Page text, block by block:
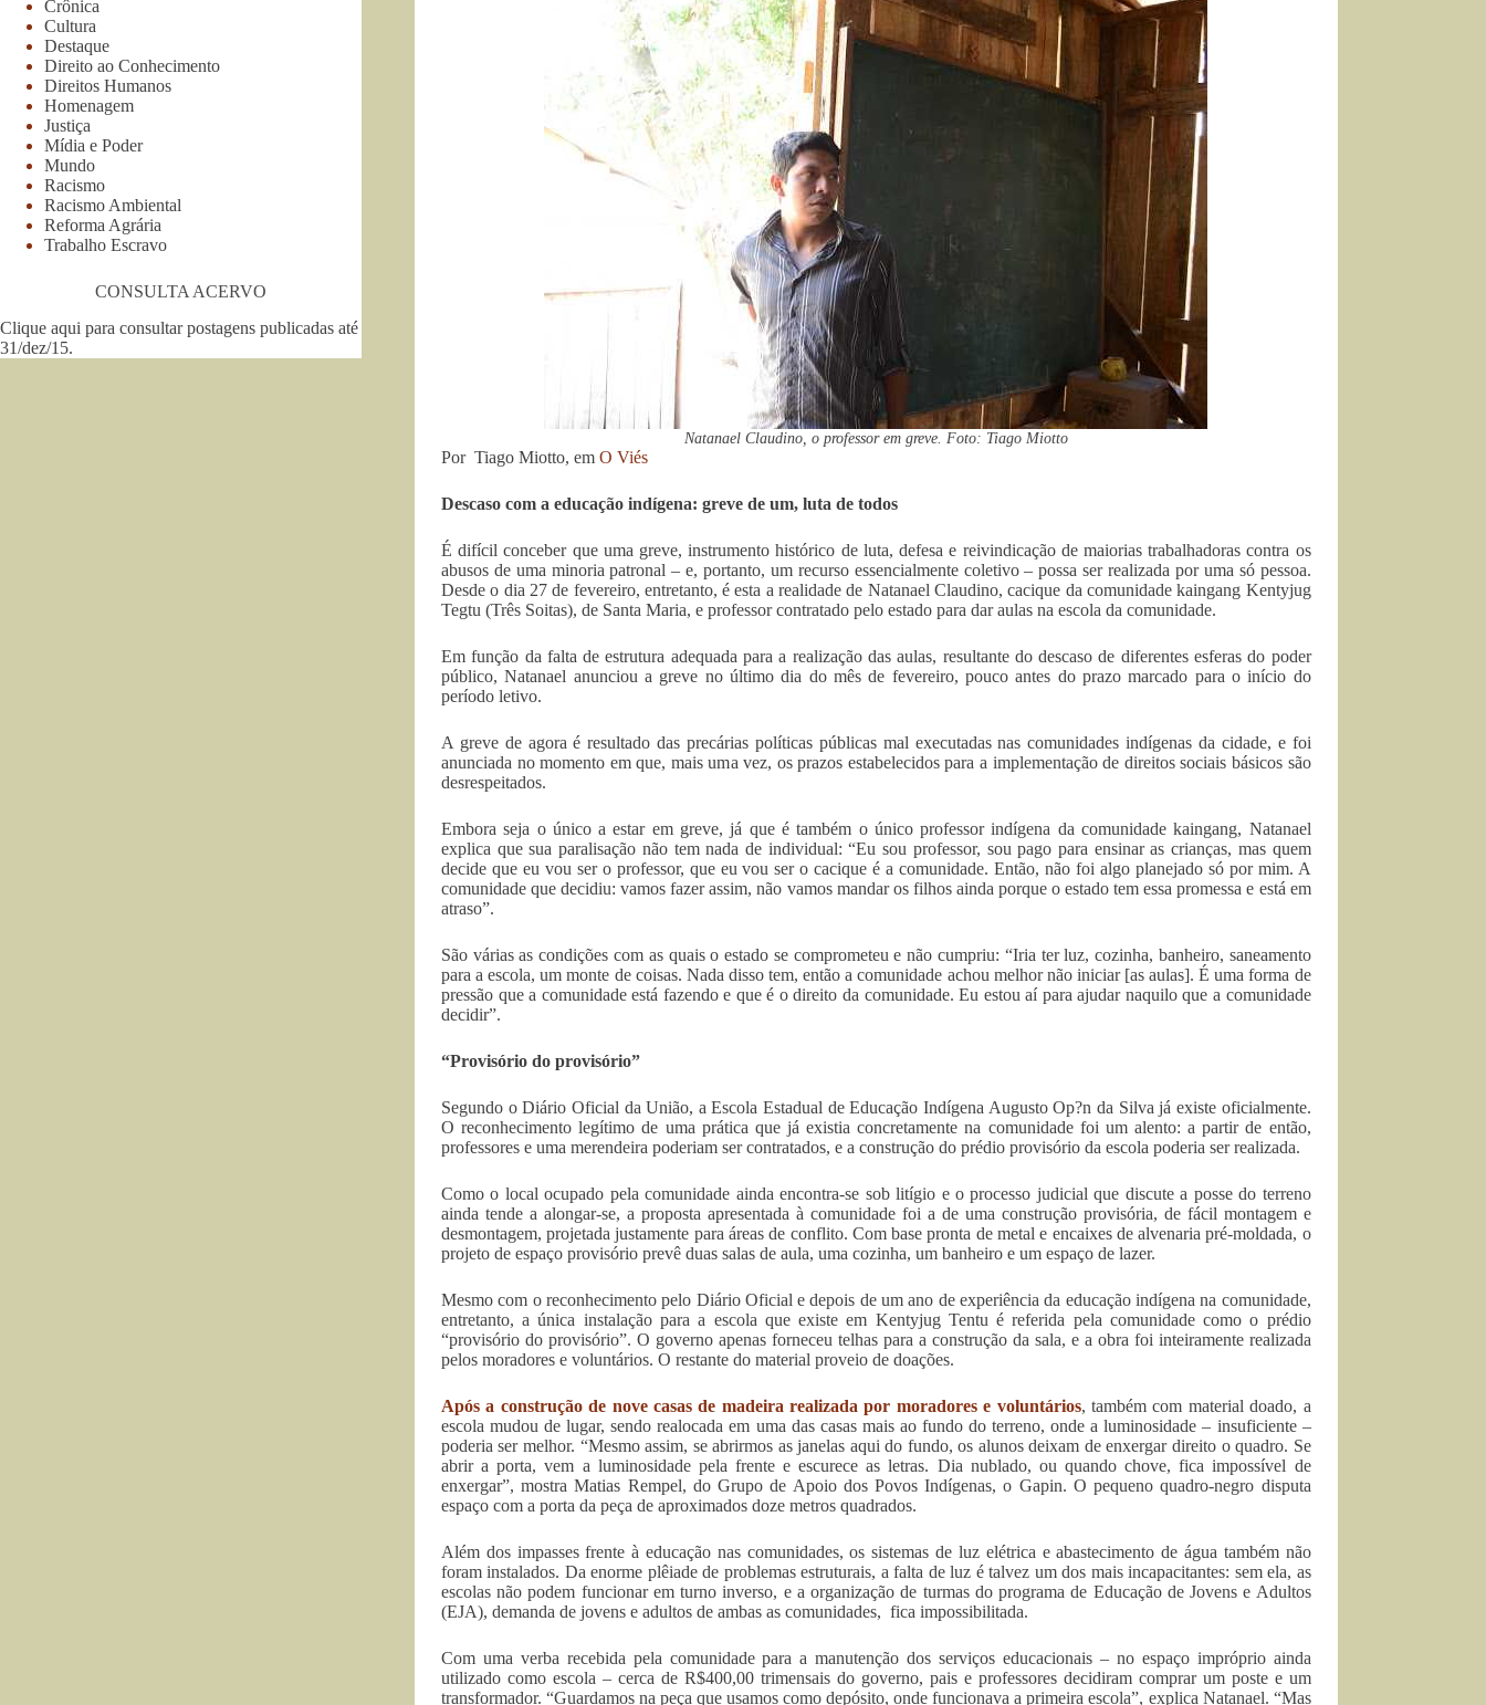
Natanael Claudino, o professor em greve. Foto: Tiago Miotto
Por Tiago Miotto, em O Viés
Descaso com a educação indígena: greve de um, luta de todos
É difícil conceber que uma greve, instrumento histórico de luta, defesa e reivindicação de maiorias trabalhadoras contra os
abusos de uma minoria patronal – e, portanto, um recurso essencialmente coletivo – possa ser realizada por uma só pessoa.
Desde o dia 27 de fevereiro, entretanto, é esta a realidade de Natanael Claudino, cacique da comunidade kaingang Kentyjug
Tegtu (Três Soitas), de Santa Maria, e professor contratado pelo estado para dar aulas na escola da comunidade.
Em função da falta de estrutura adequada para a realização das aulas, resultante do descaso de diferentes esferas do poder
público, Natanael anunciou a greve no último dia do mês de fevereiro, pouco antes do prazo marcado para o início do
período letivo.
A greve de agora é resultado das precárias políticas públicas mal executadas nas comunidades indígenas da cidade, e foi
anunciada no momento em que, mais uma vez, os prazos estabelecidos para a implementação de direitos sociais básicos são
desrespeitados.
Embora seja o único a estar em greve, já que é também o único professor indígena da comunidade kaingang, Natanael
explica que sua paralisação não tem nada de individual: “Eu sou professor, sou pago para ensinar as crianças, mas quem
decide que eu vou ser o professor, que eu vou ser o cacique é a comunidade. Então, não foi algo planejado só por mim. A
comunidade que decidiu: vamos fazer assim, não vamos mandar os filhos ainda porque o estado tem essa promessa e está em
atraso”.
São várias as condições com as quais o estado se comprometeu e não cumpriu: “Iria ter luz, cozinha, banheiro, saneamento
para a escola, um monte de coisas. Nada disso tem, então a comunidade achou melhor não iniciar [as aulas]. É uma forma de
pressão que a comunidade está fazendo e que é o direito da comunidade. Eu estou aí para ajudar naquilo que a comunidade
decidir”.
“Provisório do provisório”
Segundo o Diário Oficial da União, a Escola Estadual de Educação Indígena Augusto Op?n da Silva já existe oficialmente.
O reconhecimento legítimo de uma prática que já existia concretamente na comunidade foi um alento: a partir de então,
professores e uma merendeira poderiam ser contratados, e a construção do prédio provisório da escola poderia ser realizada.
Como o local ocupado pela comunidade ainda encontra-se sob litígio e o processo judicial que discute a posse do terreno
ainda tende a alongar-se, a proposta apresentada à comunidade foi a de uma construção provisória, de fácil montagem e
desmontagem, projetada justamente para áreas de conflito. Com base pronta de metal e encaixes de alvenaria pré-moldada, o
projeto de espaço provisório prevê duas salas de aula, uma cozinha, um banheiro e um espaço de lazer.
Mesmo com o reconhecimento pelo Diário Oficial e depois de um ano de experiência da educação indígena na comunidade,
entretanto, a única instalação para a escola que existe em Kentyjug Tentu é referida pela comunidade como o prédio
“provisório do provisório”. O governo apenas forneceu telhas para a construção da sala, e a obra foi inteiramente realizada
pelos moradores e voluntários. O restante do material proveio de doações.
Após a construção de nove casas de madeira realizada por moradores e voluntários, também com material doado, a
escola mudou de lugar, sendo realocada em uma das casas mais ao fundo do terreno, onde a luminosidade – insuficiente –
poderia ser melhor. “Mesmo assim, se abrirmos as janelas aqui do fundo, os alunos deixam de enxergar direito o quadro. Se
abrir a porta, vem a luminosidade pela frente e escurece as letras. Dia nublado, ou quando chove, fica impossível de
enxergar”, mostra Matias Rempel, do Grupo de Apoio dos Povos Indígenas, o Gapin. O pequeno quadro-negro disputa
espaço com a porta da peça de aproximados doze metros quadrados.
Além dos impasses frente à educação nas comunidades, os sistemas de luz elétrica e abastecimento de água também não
foram instalados. Da enorme plêiade de problemas estruturais, a falta de luz é talvez um dos mais incapacitantes: sem ela, as
escolas não podem funcionar em turno inverso, e a organização de turmas do programa de Educação de Jovens e Adultos
(EJA), demanda de jovens e adultos de ambas as comunidades, fica impossibilitada.
Com uma verba recebida pela comunidade para a manutenção dos serviços educacionais – no espaço impróprio ainda
utilizado como escola – cerca de R$400,00 trimensais do governo, pais e professores decidiram comprar um poste e um
transformador. “Guardamos na peça que usamos como depósito, onde funcionava a primeira escola”, explica Natanael. “Mas
Crônica
Cultura
Destaque
Direito ao Conhecimento
Direitos Humanos
Homenagem
Justiça
Mídia e Poder
Mundo
Racismo
Racismo Ambiental
Reforma Agrária
Trabalho Escravo
CONSULTA ACERVO
Clique aqui para consultar postagens publicadas até
31/dez/15.